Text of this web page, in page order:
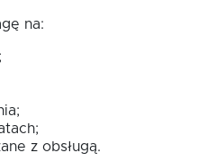
na:
z obsługą.